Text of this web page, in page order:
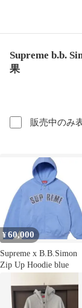
Supreme b.b.
果
販売中のみ
¥60,000
Supreme x B.B.Simon
Zip Up Hoodie blue